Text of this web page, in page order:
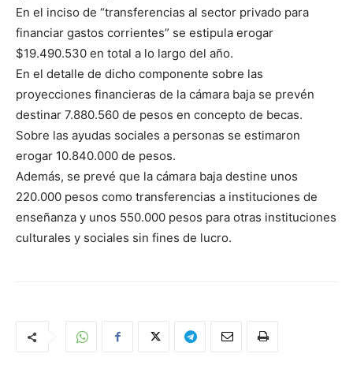
En el inciso de “transferencias al sector privado para
financiar gastos corrientes” se estipula erogar
$19.490.530 en total a lo largo del año.
En el detalle de dicho componente sobre las
proyecciones financieras de la cámara baja se prevén
destinar 7.880.560 de pesos en concepto de becas.
Sobre las ayudas sociales a personas se estimaron
erogar 10.840.000 de pesos.
Además, se prevé que la cámara baja destine unos
220.000 pesos como transferencias a instituciones de
enseñanza y unos 550.000 pesos para otras instituciones
culturales y sociales sin fines de lucro.